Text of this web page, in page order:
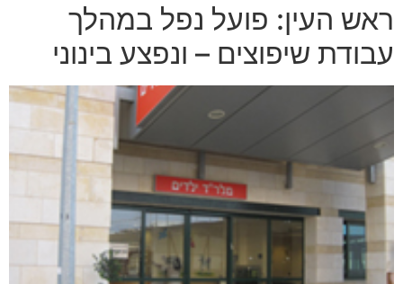
ראש העין: פועל נפל במהלך
עבודת שיפוצים – ונפצע בינוני